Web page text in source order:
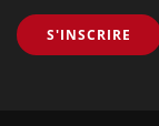
S'INSCRIRE